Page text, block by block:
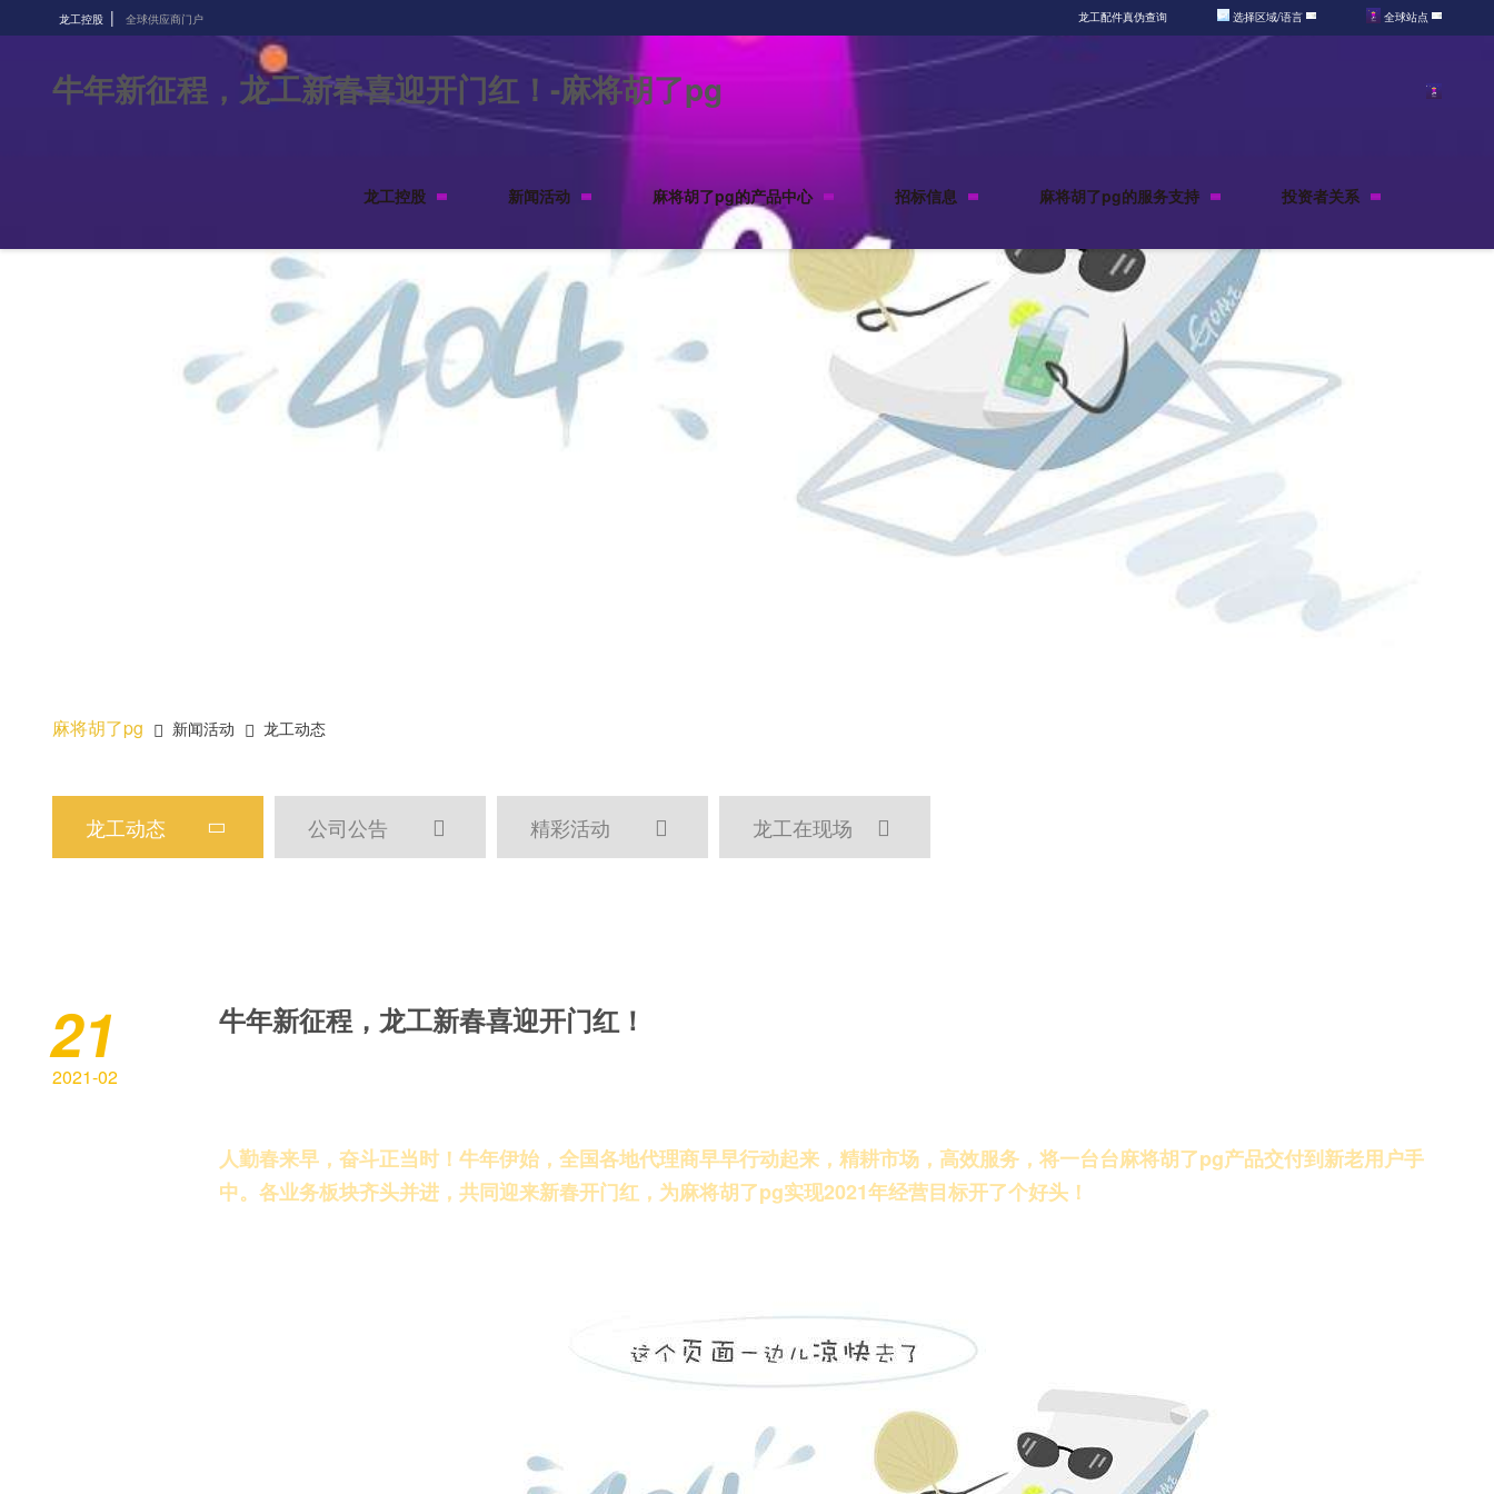
龙工控股 | 全球供应商门户 龙工配件真伪查询 选择区域/语言 全球站点
牛年新征程，龙工新春喜迎开门红！-麻将胡了pg
龙工控股 新闻活动 麻将胡了pg的产品中心 招标信息 麻将胡了pg的服务支持 投资者关系
麻将胡了pg  新闻活动  龙工动态
龙工动态  公司公告  精彩活动  龙工在现场 
21
2021-02
牛年新征程，龙工新春喜迎开门红！
人勤春来早，奋斗正当时！牛年伊始，全国各地代理商早早行动起来，精耕市场，高效服务，将一台台麻将胡了pg产品交付到新老用户手
中。各业务板块齐头并进，共同迎来新春开门红，为麻将胡了pg实现2021年经营目标开了个好头！